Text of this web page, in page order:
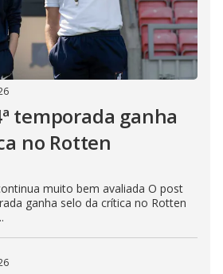
temporada ganha
no Rotten
muito bem avaliada O post
ganha selo da crítica no Rotten